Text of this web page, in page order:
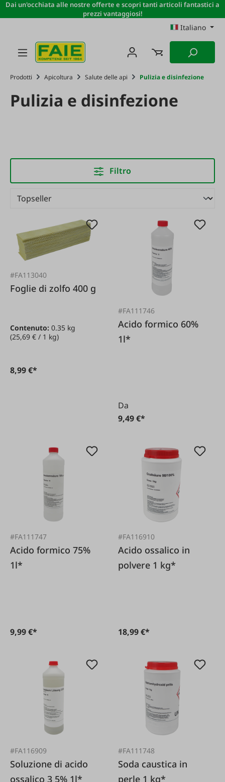
Passa al contenuto principale
Dai un'occhiata alle nostre offerte e scopri tanti articoli fantastici a
prezzi vantaggiosi!
Italiano
Prodotti Apicoltura Salute delle api Pulizia e disinfezione
Pulizia e disinfezione
Filtro
#FA113040
Foglie di zolfo 400 g
Contenuto: 0.35 kg
(25,69 € / 1 kg)
8,99 €*
#FA111746
Acido formico 60%
1l*
Da
9,49 €*
#FA111747
Acido formico 75%
1l*
9,99 €*
#FA116910
Acido ossalico in
polvere 1 kg*
18,99 €*
#FA116909
Soluzione di acido
ossalico 3 5% 1l*
#FA111748
Soda caustica in
perle 1 kg*